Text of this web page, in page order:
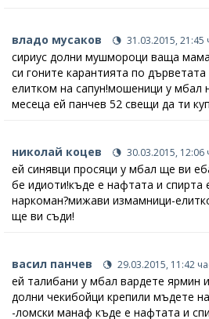
владо мусаков 31.03.2015, 21:45
сириус долни мушмороци ваща
си гоните карантията по
елитком на сапун!мошеници у мбал
месеца ей панчев 52 свещи да ти
николай коцев 30.03.2015, 12:06
ей синявци просяци у мбал ще ви
бе идиоти!къде е нафтата и спирта
наркоман?мижави измамници-
ще ви съди!
васил панчев 29.03.2015, 11:42
ей талибани у мбал вардете ярмин
долни чекибойци крепили мъдете
-ломски манаф къде е нафтата и